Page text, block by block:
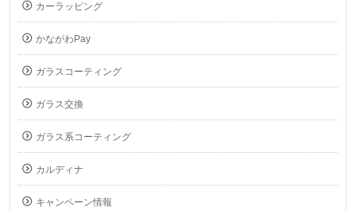
カーラッピング
かながわPay
ガラスコーティング
ガラス交換
ガラス系コーティング
カルディナ
キャンペーン情報